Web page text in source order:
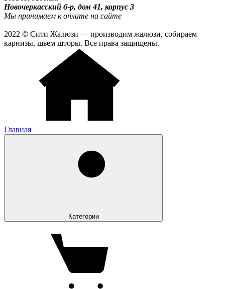
Новочеркасский б-р, дом 41, корпус 3
Мы принимаем к оплате на сайте
2022 © Сити Жалюзи — производим жалюзи, собираем
карнизы, шьем шторы. Все права защищены.
Главная
Категории